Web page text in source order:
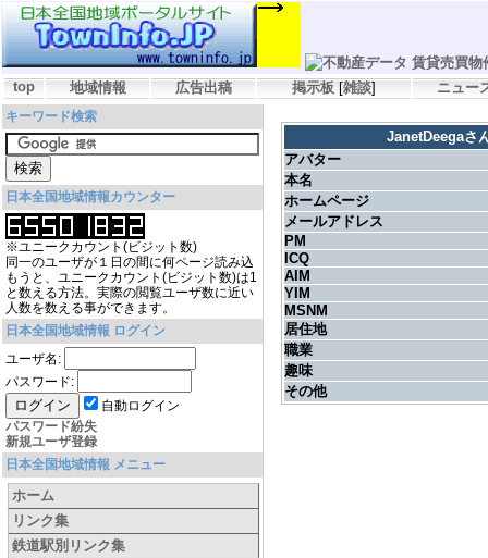
top 地域情報 広告出稿 掲示板 [雑談] ニュー
キーワード検索
日本全国地域情報カウンター
※ユニークカウント(ビジット数)
同一のユーザが１日の間に何ページ読み込
もうと、ユニークカウント(ビジット数)は1
と数える方法。実際の閲覧ユーザ数に近い
人数を数える事ができます。
日本全国地域情報 ログイン
ユーザ名:
パスワード:
自動ログイン
パスワード紛失
新規ユーザ登録
日本全国地域情報 メニュー
ホーム
リンク集
鉄道駅別リンク集
JanetDeegaさ
アバター
本名
ホームページ
メールアドレス
PM
ICQ
AIM
YIM
MSNM
居住地
職業
趣味
その他